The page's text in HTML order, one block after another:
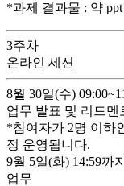
*과제 결과물 : 약 ppt
3주차
온라인 세션
8월 30일(수)
업무 발표 및 리드멘
*참여자가 2명 이하
정 운영됩니다.
9월 5일(화) 14:59까지
업무